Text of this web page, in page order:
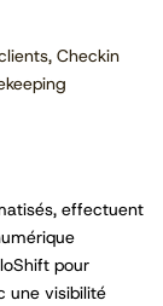
Checkin
effectuent
pour
une visibilité